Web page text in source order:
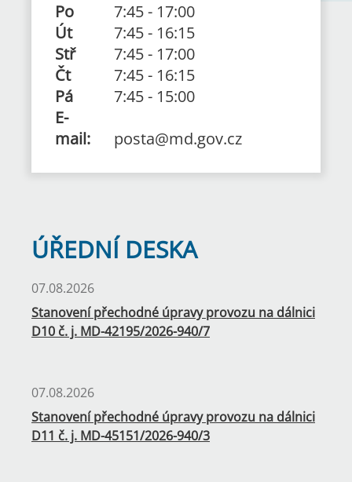
Po
7:45- 17:00
Út
7:45- 16:15
Stř
7:45- 17:00
Čt
7:45- 16:15
Pá
7:45- 15:00
E-
mail:
posta@md.gov.cz
ÚŘEDNÍ DESKA
07.08.2026
Stanovení přechodné úpravy provozu na dálnici
D10 č. j. MD-42195/2026-940/7
07.08.2026
Stanovení přechodné úpravy provozu na dálnici
D11 č. j. MD-45151/2026-940/3